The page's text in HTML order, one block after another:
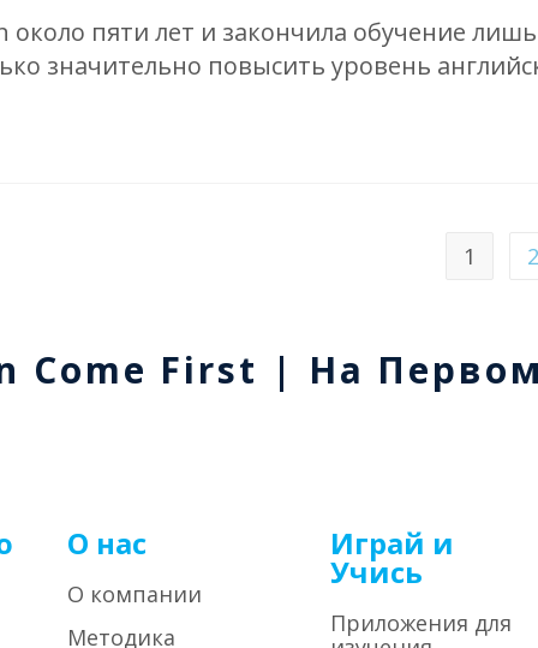
пяти лет и закончила обучение
значительно повысить уровень
1 2
Come First | На
О нас
О компании
Методика
Играй и
Учись
Приложения для